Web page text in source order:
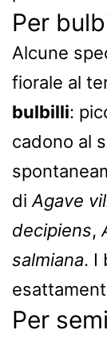
Per
Alcune
fiorale al
bulbilli:
cadono al
di Agave
decipiens,
salmiana. I
Per